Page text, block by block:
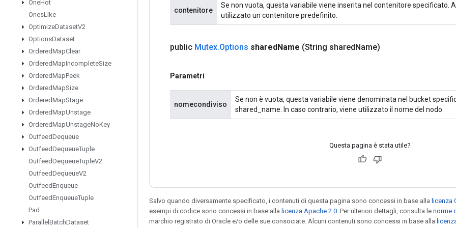
OneHot
OnesLike
OptimizeDatasetV2
OptionsDataset
OrderedMapClear
OrderedMapIncompleteSize
OrderedMapPeek
OrderedMapSize
OrderedMapStage
OrderedMapUnstage
OrderedMapUnstageNoKey
OutfeedDequeue
OutfeedDequeueTuple
OutfeedDequeueTupleV2
OutfeedDequeueV2
OutfeedEnqueue
OutfeedEnqueueTuple
Pad
Parallel BatchDataset
contenitore
Se non vuota, questa variabile viene inserita nel contenitore specificato.
utilizzato un contenitore predefinito.
public Mutex.Options sharedName (String sharedName)
Parametri
nomecondiviso
Se non è vuota, questa variabile viene denominata nel bucket
shared_name. In caso contrario, viene utilizzato il nome del nodo.
Questa pagina è stata utile?
Salvo quando diversamente specificato, i contenuti di questa pagina sono concessi in base alla licenza
esempi di codice sono concessi in base alla licenza Apache 2.0 . Per ulteriori dettagli, consulta le norme
marchio registrato di Oracle e/o delle sue consociate. Alcuni contenuti sono concessi in base alla